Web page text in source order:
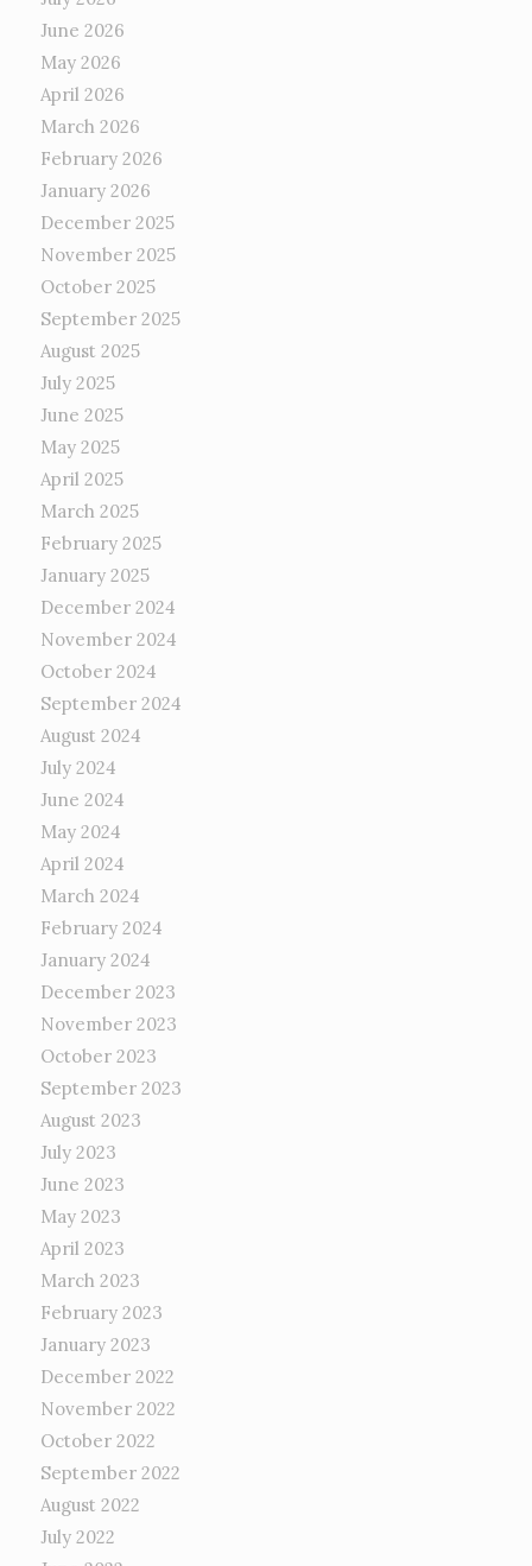
June 2026
May 2026
April 2026
March 2026
February 2026
January 2026
December 2025
November 2025
October 2025
September 2025
August 2025
July 2025
June 2025
May 2025
April 2025
March 2025
February 2025
January 2025
December 2024
November 2024
October 2024
September 2024
August 2024
July 2024
June 2024
May 2024
April 2024
March 2024
February 2024
January 2024
December 2023
November 2023
October 2023
September 2023
August 2023
July 2023
June 2023
May 2023
April 2023
March 2023
February 2023
January 2023
December 2022
November 2022
October 2022
September 2022
August 2022
July 2022